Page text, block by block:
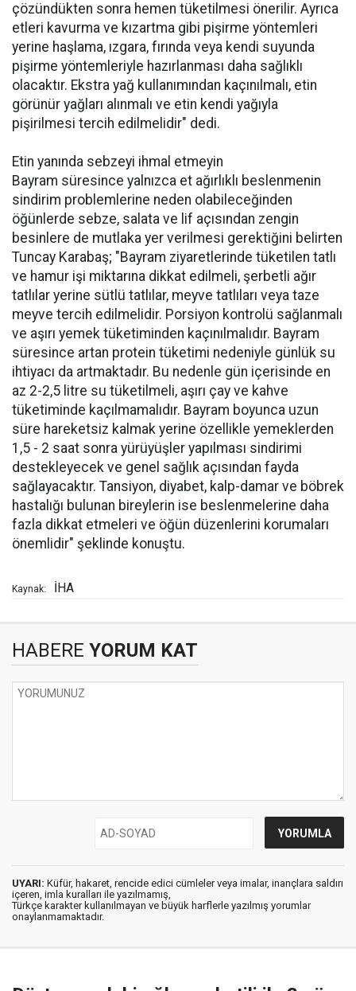
çözündükten sonra hemen tüketilmesi önerilir. Ayrıca
etleri kavurma ve kızartma gibi pişirme yöntemleri
yerine haşlama, ızgara, fırında veya kendi suyunda
pişirme yöntemleriyle hazırlanması daha sağlıklı
olacaktır. Ekstra yağ kullanımından kaçınılmalı, etin
görünür yağları alınmalı ve etin kendi yağıyla
pişirilmesi tercih edilmelidir" dedi.
Etin yanında sebzeyi ihmal etmeyin
Bayram süresince yalnızca et ağırlıklı beslenmenin
sindirim problemlerine neden olabileceğinden
öğünlerde sebze, salata ve lif açısından zengin
besinlere de mutlaka yer verilmesi gerektiğini belirten
Tuncay Karabaş; "Bayram ziyaretlerinde tüketilen tatlı
ve hamur işi miktarına dikkat edilmeli, şerbetli ağır
tatlılar yerine sütlü tatlılar, meyve tatlıları veya taze
meyve tercih edilmelidir. Porsiyon kontrolü sağlanmalı
ve aşırı yemek tüketiminden kaçınılmalıdır. Bayram
süresince artan protein tüketimi nedeniyle günlük su
ihtiyacı da artmaktadır. Bu nedenle gün içerisinde en
az 2-2,5 litre su tüketilmeli, aşırı çay ve kahve
tüketiminde kaçılmamalıdır. Bayram boyunca uzun
süre hareketsiz kalmak yerine özellikle yemeklerden
1,5 - 2 saat sonra yürüyüşler yapılması sindirimi
destekleyecek ve genel sağlık açısından fayda
sağlayacaktır. Tansiyon, diyabet, kalp-damar ve böbrek
hastalığı bulunan bireylerin ise beslenmelerine daha
fazla dikkat etmeleri ve öğün düzenlerini korumaları
önemlidir" şeklinde konuştu.
Kaynak: İHA
HABERE YORUM KAT
UYARI: Küfür, hakaret, rencide edici cümleler veya imalar, inançlara saldırı
içeren, imla kuralları ile yazılmamış,
Türkçe karakter kullanılmayan ve büyük harflerle yazılmış yorumlar
onaylanmamaktadır.